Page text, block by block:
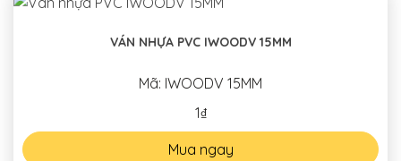
VÁN NHỰA PVC IWOODV 15MM
Mã: IWOODV 15MM
1₫
Mua ngay